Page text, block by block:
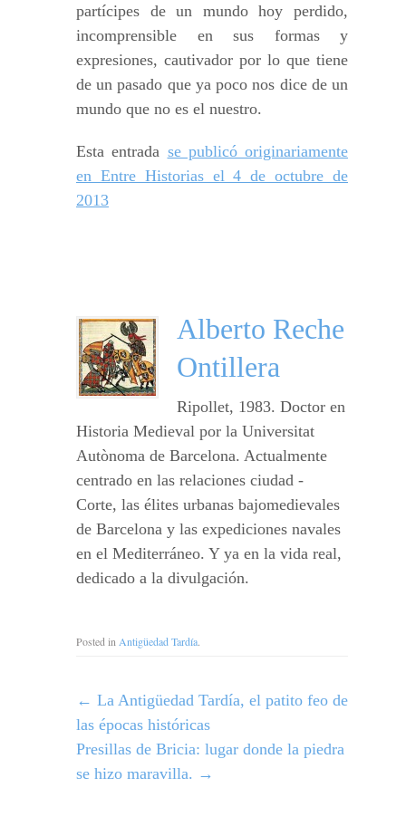
partícipes de un mundo hoy perdido,
incomprensible en sus formas y
expresiones, cautivador por lo que tiene
de un pasado que ya poco nos dice de un
mundo que no es el nuestro.
Esta entrada se publicó originariamente
en Entre Historias el 4 de octubre de
2013
Alberto Reche
Ontillera
Ripollet, 1983. Doctor en
Historia Medieval por la Universitat
Autònoma de Barcelona. Actualmente
centrado en las relaciones ciudad -
Corte, las élites urbanas bajomedievales
de Barcelona y las expediciones navales
en el Mediterráneo. Y ya en la vida real,
dedicado a la divulgación.
Posted in Antigüedad Tardía.
← La Antigüedad Tardía, el patito feo de
las épocas históricas
Presillas de Bricia: lugar donde la piedra
se hizo maravilla. →